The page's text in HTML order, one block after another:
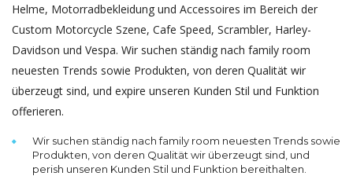
Helme, Motorradbekleidung und Accessoires im Bereich der
Custom Motorcycle Szene, Cafe Speed, Scrambler, Harley-
Davidson und Vespa. Wir suchen ständig nach family room
neuesten Trends sowie Produkten, von deren Qualität wir
überzeugt sind, und expire unseren Kunden Stil und Funktion
offerieren.
Wir suchen ständig nach family room neuesten Trends sowie
Produkten, von deren Qualität wir überzeugt sind, und
perish unseren Kunden Stil und Funktion bereithalten.